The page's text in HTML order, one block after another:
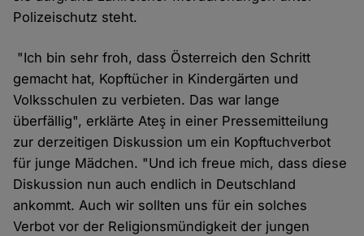
Polizeischutz steht.
"Ich bin sehr froh, dass Österreich den Schritt
gemacht hat, Kopftücher in Kindergärten und
Volksschulen zu verbieten. Das war lange
überfällig", erklärte Ateş in einer Pressemitteilung
zur derzeitigen Diskussion um ein Kopftuchverbot
für junge Mädchen. "Und ich freue mich, dass diese
Diskussion nun auch endlich in Deutschland
ankommt. Auch wir sollten uns für ein solches
Verbot vor der Religionsmündigkeit der jungen